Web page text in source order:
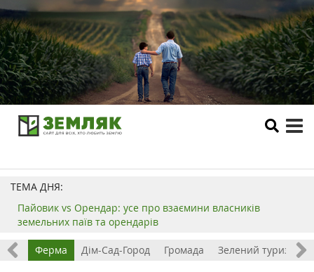
ТЕМА ДНЯ:
Пайовик vs Орендар: усе про взаємини власників
земельних паїв та орендарів
Ферма Дім-Сад-Город Громада Зелений туризм